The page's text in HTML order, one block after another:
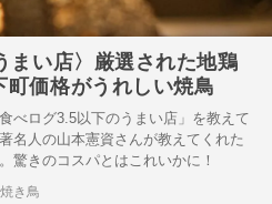
まい店〉厳選された地鶏
町価格がうれしい焼鳥
べログ3.5以下のうまい店」を教えて
名人の山本憲資さんが教えてくれた
驚きのコスパとはこれいかに！
焼き鳥